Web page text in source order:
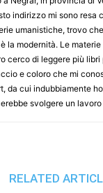
indirizzo mi sono resa
umanistiche, trovo
la modernità. Le
cerco di leggere più
e coloro che mi
da cui indubbiamente
svolgere un
RELATED